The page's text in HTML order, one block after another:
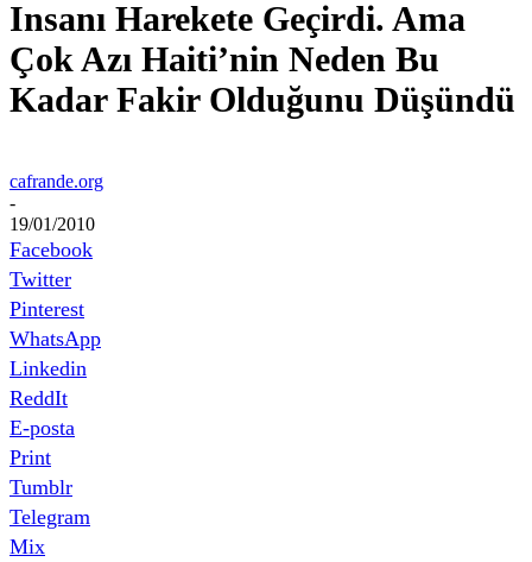
Insanı Harekete Geçirdi. Ama
Çok Azı Haiti’nin Neden Bu
Kadar Fakir Olduğunu Düşündü
cafrande.org
-
19/01/2010
Facebook
Twitter
Pinterest
WhatsApp
Linkedin
ReddIt
E-posta
Print
Tumblr
Telegram
Mix